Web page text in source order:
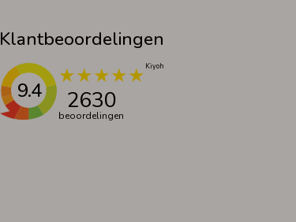
Klantbeoordelingen
9.4 2630
beoordelingen